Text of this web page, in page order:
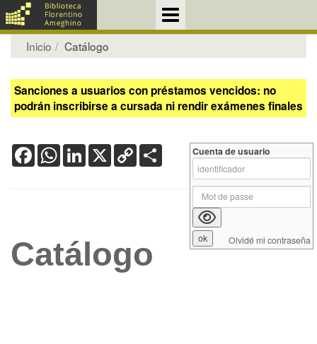
Inicio Catálogo
Sanciones a usuarios con préstamos vencidos: no
podrán inscribirse a cursada ni rendir exámenes finales
FacebookWhatsApp
LinkedIn
X Copy
Link
Catálogo
Cuenta de usuario
Olvidé mi contraseña